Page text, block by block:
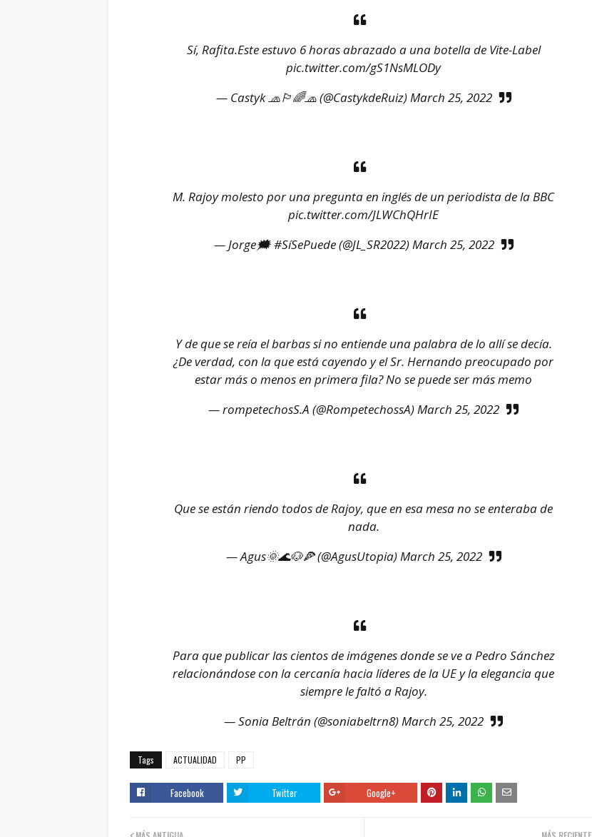
Sí, Rafita.Este estuvo 6 horas abrazado a una botella de Vite-Label
pic.twitter.com/gS1NsMLODy
— Castyk 🧢🏳️‍🌈🧢 (@CastykdeRuiz)March 25, 2022
M. Rajoy molesto por una pregunta en inglés de un periodista de la BBC
pic.twitter.com/JLWChQHrIE
— Jorge🗯️ #SíSePuede (@JL_SR2022)March 25, 2022
Y de que se reía el barbas si no entiende una palabra de lo allí se decía.
¿De verdad, con la que está cayendo y el Sr. Hernando preocupado por
estar más o menos en primera fila? No se puede ser más memo
— rompetechosS.A (@RompetechossA)March 25, 2022
Que se están riendo todos de Rajoy, que en esa mesa no se enteraba de
nada.
— Agus🌞🌊🐶🍕 (@AgusUtopia)March 25, 2022
Para que publicar las cientos de imágenes donde se ve a Pedro Sánchez
relacionándose con la cercanía hacia líderes de la UE y la elegancia que
siempre le faltó a Rajoy.
— Sonia Beltrán (@soniabeltrn8)March 25, 2022
Tags ACTUALIDAD PP
Facebook Twitter Google+